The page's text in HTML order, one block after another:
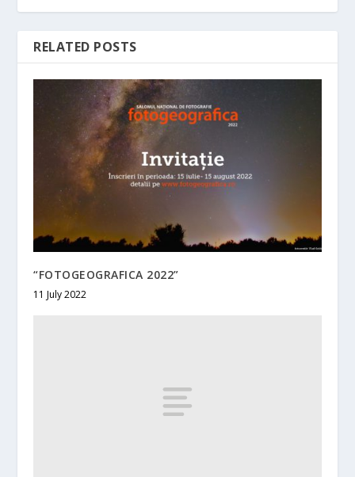
RELATED POSTS
“FOTOGEOGRAFICA 2022”
11 July 2022